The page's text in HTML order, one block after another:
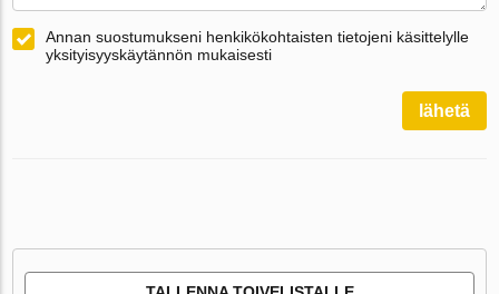
Annan suostumukseni henkikökohtaisten tietojeni käsittelylle
yksityisyyskäytännön mukaisesti
lähetä